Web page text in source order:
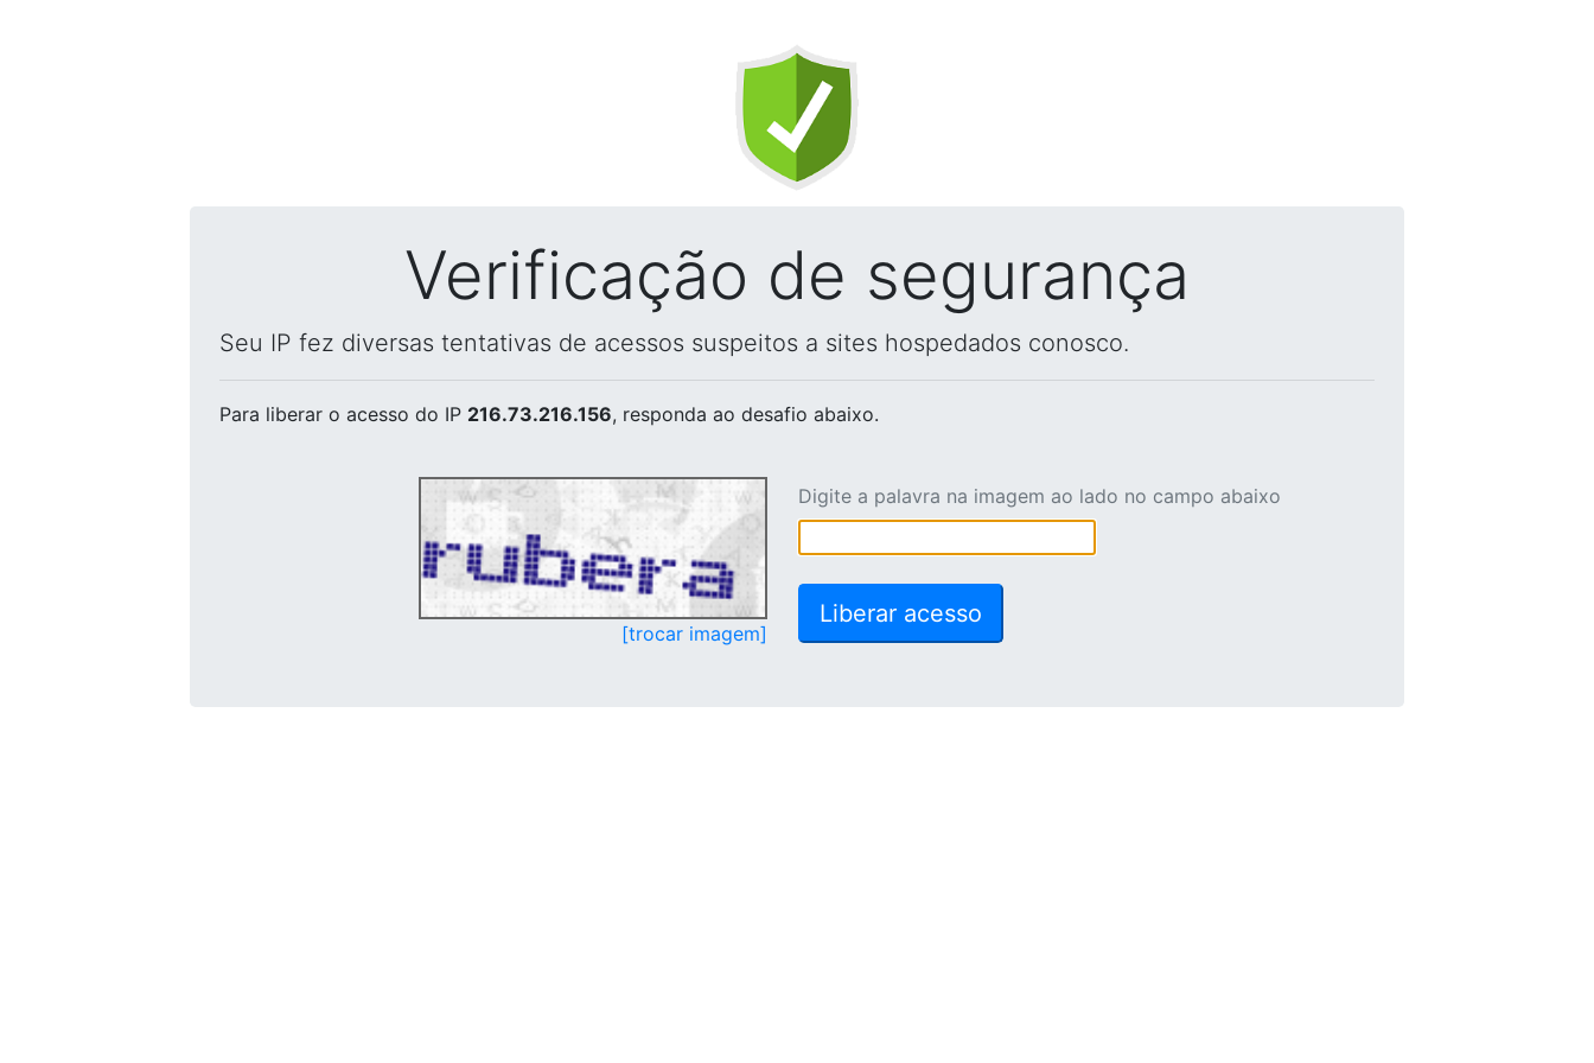
Verificação de segurança
Seu IP fez diversas tentativas de acessos suspeitos a sites hospedados conosco.
Para liberar o acesso do IP 216.73.216.156, responda ao desafio abaixo.
[trocar imagem]
Digite a palavra na imagem ao lado no campo abaixo